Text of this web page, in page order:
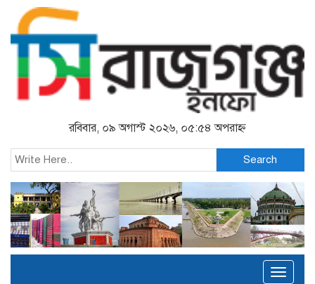
রবিবার, ০৯ অগাস্ট ২০২৬, ০৫:৫৪ অপরাহ্ন
Search